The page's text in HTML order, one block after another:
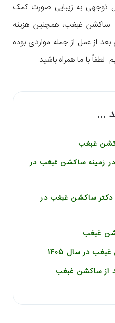
توجهی به زیبایی صورت کمک
ساکشن غبغب، همچنین هزینه
از عمل از جمله مواردی بوده
لطفاً با ما همراه باشید.
...
غبغب
زمینه ساکشن غبغب در
دکتر ساکشن غبغب در
غبغب
در سال 1405
از ساکشن غبغب